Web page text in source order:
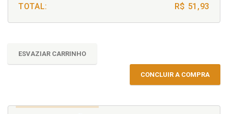
TOTAL: R$ 51,93
ESVAZIAR CARRINHO
CONCLUIR A COMPRA